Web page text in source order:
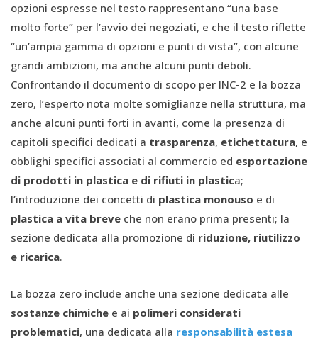
opzioni espresse nel testo rappresentano “una base
molto forte” per l’avvio dei negoziati, e che il testo riflette
“un’ampia gamma di opzioni e punti di vista”, con alcune
grandi ambizioni, ma anche alcuni punti deboli.
Confrontando il documento di scopo per INC-2 e la bozza
zero, l’esperto nota molte somiglianze nella struttura, ma
anche alcuni punti forti in avanti, come la presenza di
capitoli specifici dedicati a trasparenza, etichettatura, e
obblighi specifici associati al commercio ed esportazione
di prodotti in plastica e di rifiuti in plastica;
l’introduzione dei concetti di plastica monouso e di
plastica a vita breve che non erano prima presenti; la
sezione dedicata alla promozione di riduzione, riutilizzo
e ricarica.
La bozza zero include anche una sezione dedicata alle
sostanze chimiche e ai polimeri considerati
problematici, una dedicata alla responsabilità estesa